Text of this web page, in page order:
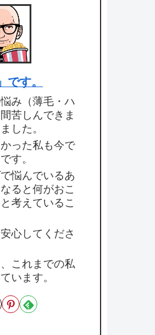
です。
み（薄毛・ハ
苦しんできま
した。
った私も今で
す。
悩んでいるあ
ると何がおこ
考えているこ
心してくださ
これまでの私
います。